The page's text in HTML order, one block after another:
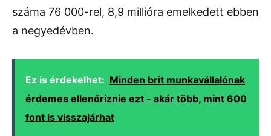
száma 76 000-rel, 8,9 millióra emelkedett ebben
a negyedévben.
Ez is érdekelhet: Minden brit munkavállalónak
érdemes ellenőriznie ezt - akár több, mint 600
font is visszajárhat